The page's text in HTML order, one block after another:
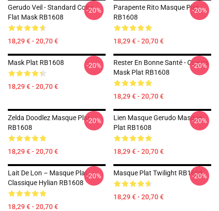
Gerudo Veil - Standard Color
Flat Mask RB1608
18,29 € - 20,70 €
-20%
Parapente Rito Masque Plat
RB1608
18,29 € - 20,70 €
-20%
Mask Plat RB1608
18,29 € - 20,70 €
-20%
Rester En Bonne Santé - Coeurs
Mask Plat RB1608
18,29 € - 20,70 €
-20%
Zelda Doodlez Masque Plat
RB1608
18,29 € - 20,70 €
-20%
Lien Masque Gerudo Masque
Plat RB1608
18,29 € - 20,70 €
-20%
Lait De Lon – Masque Plat
Classique Hylian RB1608
18,29 € - 20,70 €
-20% Masque Plat Twilight RB1608
18,29 € - 20,70 €
-20%